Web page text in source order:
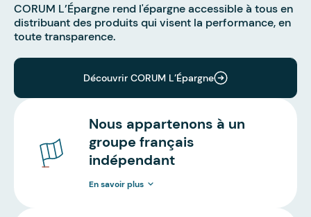
CORUM L’Épargne rend l'épargne accessible à tous en
distribuant des produits qui visent la performance, en
toute transparence.
Découvrir CORUM L’Épargne
Nous appartenons à un
groupe français
indépendant
En savoir plus